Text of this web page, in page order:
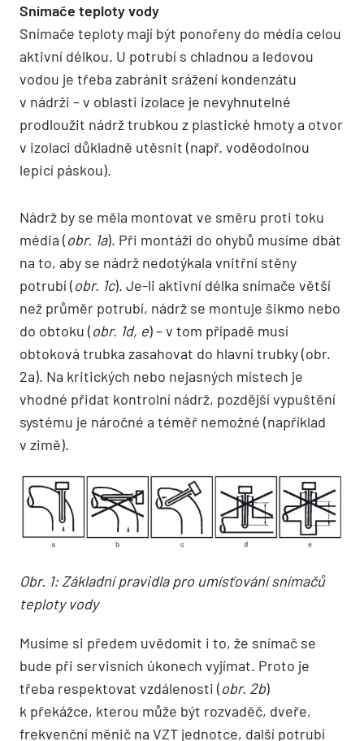
Snímače teploty vody
Snímače teploty mají být ponořeny do média celou
aktivní délkou. U potrubí s chladnou a ledovou
vodou je třeba zabránit srážení kondenzátu
v nádrži – v oblasti izolace je nevyhnutelné
prodloužit nádrž trubkou z plastické hmoty a otvor
v izolaci důkladně utěsnit (např. voděodolnou
lepicí páskou).
Nádrž by se měla montovat ve směru proti toku
média (obr. 1a). Při montáži do ohybů musíme dbát
na to, aby se nádrž nedotýkala vnitřní stěny
potrubí (obr. 1c). Je-li aktivní délka snímače větší
než průměr potrubí, nádrž se montuje šikmo nebo
do obtoku (obr. 1d, e) – v tom případě musí
obtoková trubka zasahovat do hlavní trubky (obr.
2a). Na kritických nebo nejasných místech je
vhodné přidat kontrolní nádrž, pozdější vypuštění
systému je náročné a téměř nemožné (například
v zimě).
Obr. 1: Základní pravidla pro umísťování snímačů
teploty vody
Musíme si předem uvědomit i to, že snímač se
bude při servisních úkonech vyjímat. Proto je
třeba respektovat vzdálenosti (obr. 2b)
k překážce, kterou může být rozvaděč, dveře,
frekvenční měnič na VZT jednotce, další potrubí